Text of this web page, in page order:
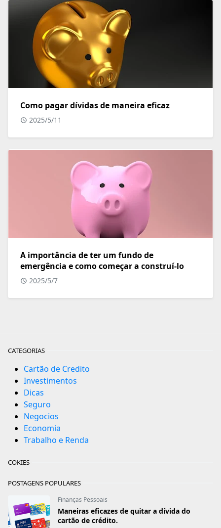
Como pagar dívidas de maneira eficaz
2025/5/11
A importância de ter um fundo de
emergência e como começar a construí-lo
2025/5/7
CATEGORIAS
Cartão de Credito
Investimentos
Dicas
Seguro
Negocios
Economia
Trabalho e Renda
COKIES
POSTAGENS POPULARES
Finanças Pessoais
Maneiras eficazes de quitar a dívida do
cartão de crédito.